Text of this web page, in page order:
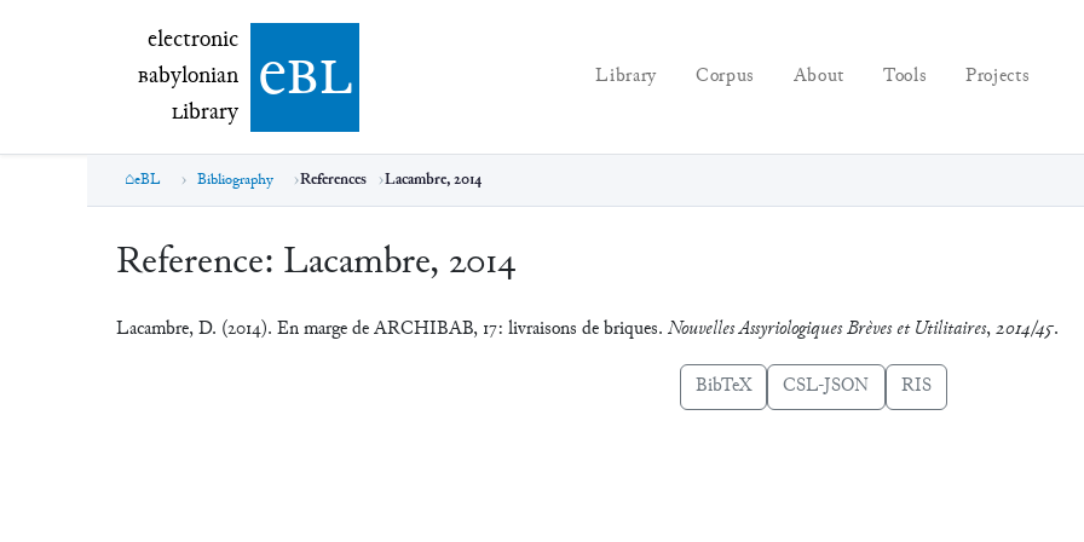
electronic Babylonian Library (eBL)
electronic
Babylonian
Library ebl Library Corpus About Tools Projects
eBL Bibliography References Lacambre, 2014
Reference: Lacambre, 2014
Lacambre, D. (2014). En marge de ARCHIBAB, 17: livraisons de briques. Nouvelles Assyriologiques Brèves et Utilitaires,2014/45.
BibTeX CSL-JSON RIS